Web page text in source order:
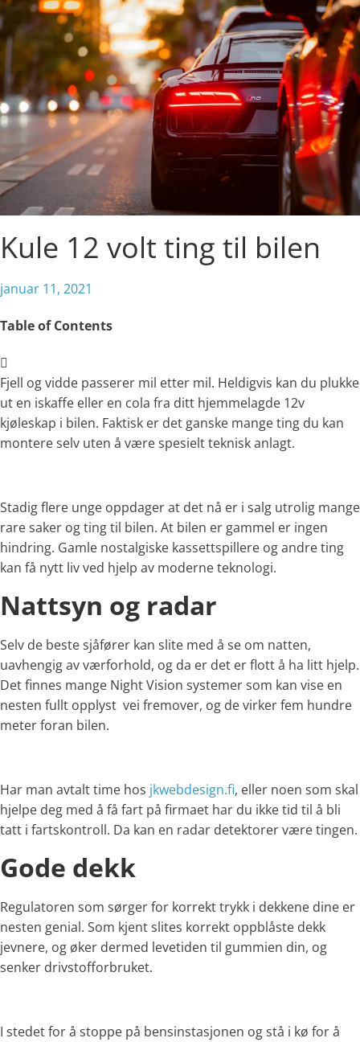
Kule 12 volt ting til bilen
januar 11, 2021
Table of Contents
Fjell og vidde passerer mil etter mil. Heldigvis kan du plukke
ut en iskaffe eller en cola fra ditt hjemmelagde 12v
kjøleskap i bilen. Faktisk er det ganske mange ting du kan
montere selv uten å være spesielt teknisk anlagt.
Stadig flere unge oppdager at det nå er i salg utrolig mange
rare saker og ting til bilen. At bilen er gammel er ingen
hindring. Gamle nostalgiske kassettspillere og andre ting
kan få nytt liv ved hjelp av moderne teknologi.
Nattsyn og radar
Selv de beste sjåfører kan slite med å se om natten,
uavhengig av værforhold, og da er det er flott å ha litt hjelp.
Det finnes mange Night Vision systemer som kan vise en
nesten fullt opplyst vei fremover, og de virker fem hundre
meter foran bilen.
Har man avtalt time hos jkwebdesign.fi, eller noen som skal
hjelpe deg med å få fart på firmaet har du ikke tid til å bli
tatt i fartskontroll. Da kan en radar detektorer være tingen.
Gode dekk
Regulatoren som sørger for korrekt trykk i dekkene dine er
nesten genial. Som kjent slites korrekt oppblåste dekk
jevnere, og øker dermed levetiden til gummien din, og
senker drivstofforbruket.
I stedet for å stoppe på bensinstasjonen og stå i kø for å